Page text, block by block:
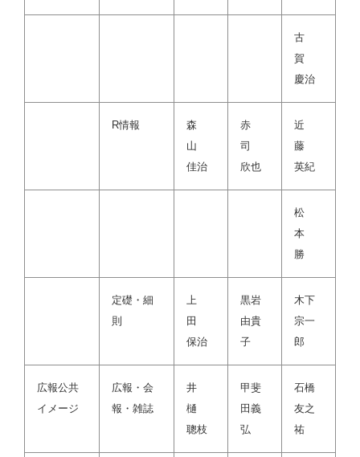
古
賀
慶治
R情報
森
山
佳治
赤
司
欣也
近
藤
英紀
松
本
勝
定礎・細
則
上
田
保治
黒岩
由貴
子
木下
宗一
郎
広報公共
イメージ
広報・会
報・雑誌
井
樋
聰枝
甲斐
田義
弘
石橋
友之
祐